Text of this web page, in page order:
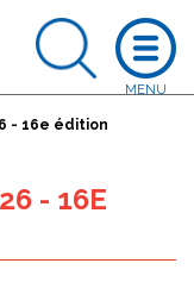
- 16e édition
- 16E